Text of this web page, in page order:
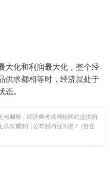
大化和利润最大化，整个经
供求都相等时，经济就处于
态。
调整，经济师考试网校网站提供的
以权威部门公布的内容为准！ (责任